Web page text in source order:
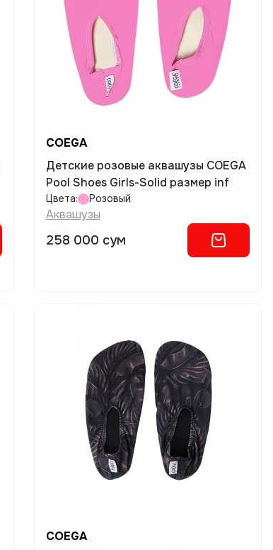
COEGA
Детские розовые аквашузы COEGA
Pool Shoes Girls-Solid размер inf
Цвета: Розовый
Аквашузы
258 000 сум
COEGA